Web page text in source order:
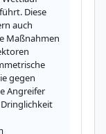
Diese
auch
Maßnahmen
gegen
Angreifer